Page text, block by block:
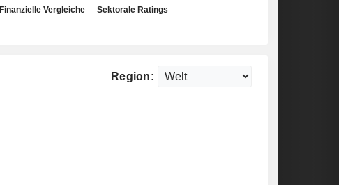
Finanzielle Vergleiche Sektorale Ratings
Region: